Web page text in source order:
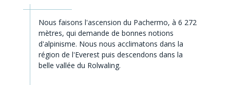
Nous faisons l'ascension du Pachermo, à 6 272
mètres, qui demande de bonnes notions
d'alpinisme. Nous nous acclimatons dans la
région de l'Everest puis descendons dans la
belle vallée du Rolwaling.